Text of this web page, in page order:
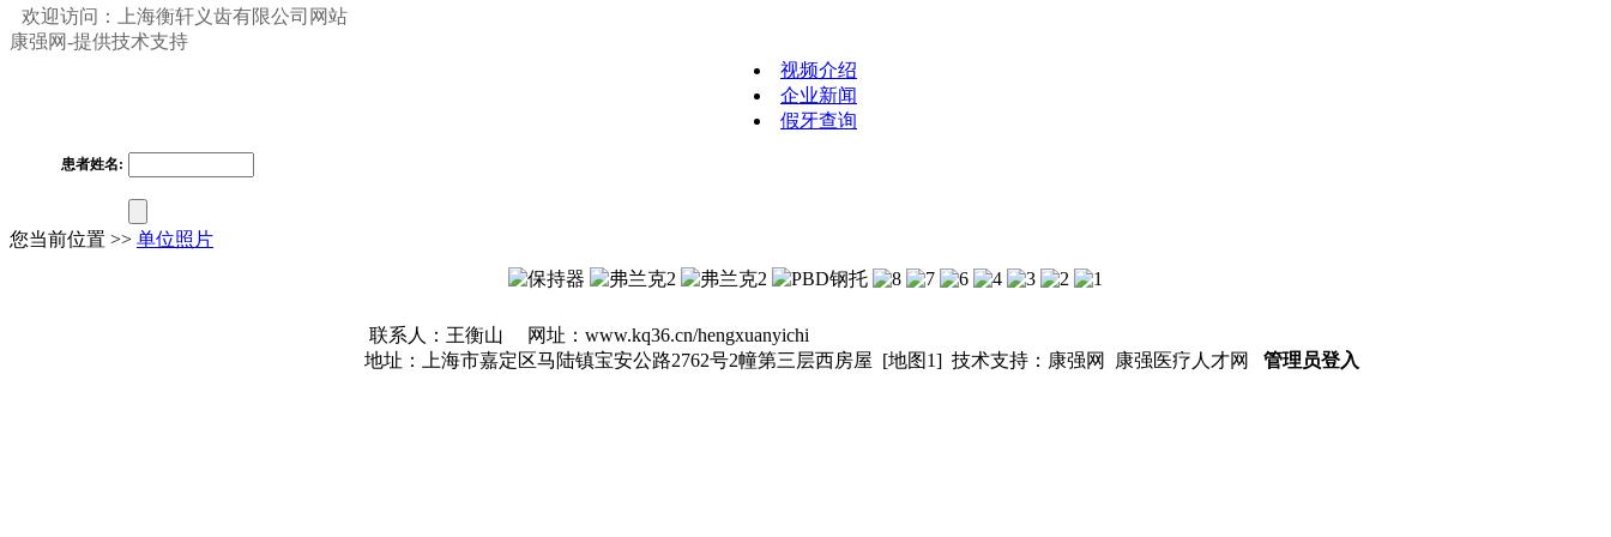
欢迎访问：上海衡轩义齿有限公司网站
康强网-提供技术支持
视频介绍
企业新闻
假牙查询
患者姓名:
您当前位置 >> 单位照片
联系人：王衡山 网址： www.kq36.cn/hengxuanyichi
地址：上海市嘉定区马陆镇宝安公路2762号2幢第三层西房屋 [地图1] 技术支持： 康强网 康强医疗人才网 管理员登入